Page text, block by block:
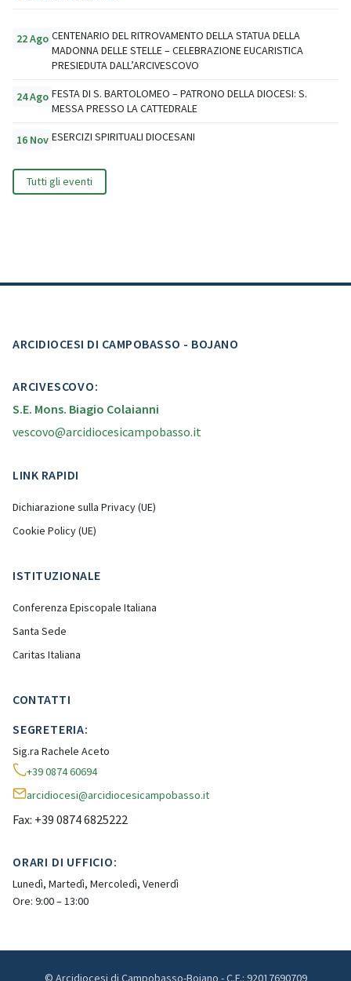
22 Ago CENTENARIO DEL RITROVAMENTO DELLA STATUA DELLA
MADONNA DELLE STELLE – CELEBRAZIONE EUCARISTICA
PRESIEDUTA DALL’ARCIVESCOVO
24 Ago FESTA DI S. BARTOLOMEO – PATRONO DELLA DIOCESI: S.
MESSA PRESSO LA CATTEDRALE
16 Nov ESERCIZI SPIRITUALI DIOCESANI
Tutti gli eventi
ARCIDIOCESI DI CAMPOBASSO - BOJANO
ARCIVESCOVO:
S.E. Mons. Biagio Colaianni
vescovo@arcidiocesicampobasso.it
LINK RAPIDI
Dichiarazione sulla Privacy (UE)
Cookie Policy (UE)
ISTITUZIONALE
Conferenza Episcopale Italiana
Santa Sede
Caritas Italiana
CONTATTI
SEGRETERIA:
Sig.ra Rachele Aceto
+39 0874 60694
arcidiocesi@arcidiocesicampobasso.it
Fax: +39 0874 6825222
ORARI DI UFFICIO:
Lunedì, Martedì, Mercoledì, Venerdì
Ore: 9:00 – 13:00
© Arcidiocesi di Campobasso-Bojano - C.F.: 92017690709